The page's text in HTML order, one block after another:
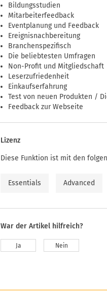
Bildungsstudien
Mitarbeiterfeedback
Eventplanung und Feedback
Ereignisnachbereitung
Branchenspezifisch
Die beliebtesten Umfragen
Non-Profit und Mitgliedschaft
Leserzufriedenheit
Einkaufserfahrung
Test von neuen Produkten /
Feedback zur Webseite
Lizenz
Diese Funktion ist mit den
Essentials Advanced
War der Artikel hilfreich?
Ja Nein